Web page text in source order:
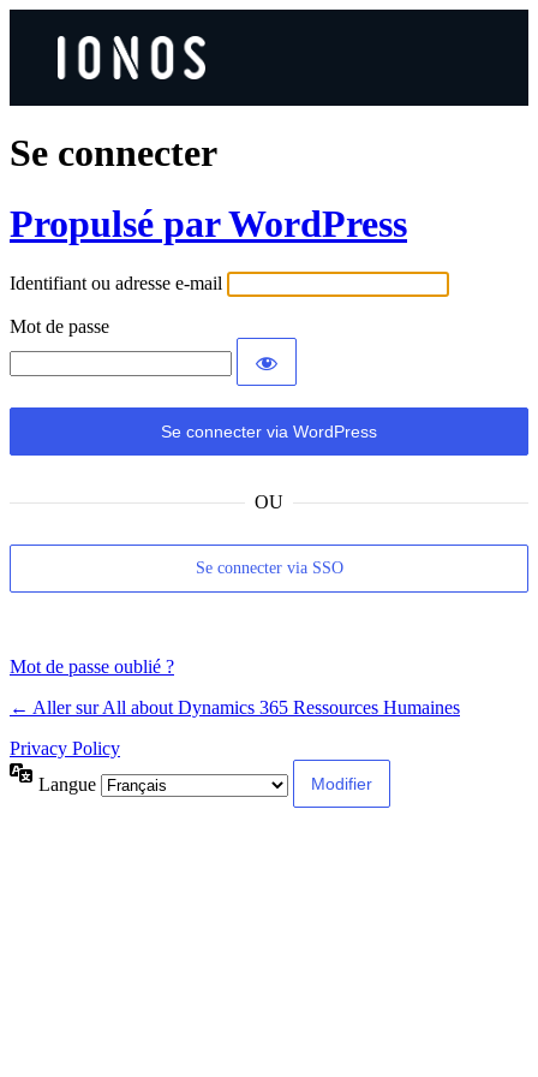
Se connecter
Propulsé par WordPress
Identifiant ou adresse e-mail
Mot de passe
OU
Se connecter via SSO
Mot de passe oublié ?
← Aller sur All about Dynamics 365 Ressources Humaines
Privacy Policy
Langue